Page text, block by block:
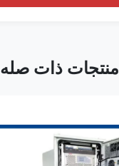
منتجات ذات صله